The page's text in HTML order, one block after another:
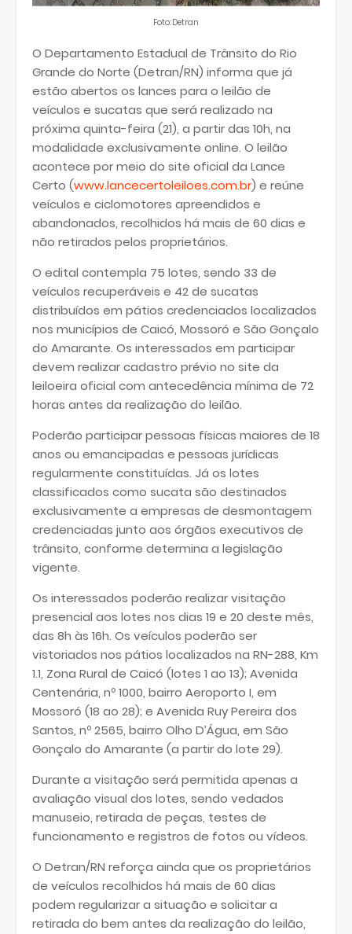
Foto: Detran
O Departamento Estadual de Trânsito do Rio
Grande do Norte (Detran/RN) informa que já
estão abertos os lances para o leilão de
veículos e sucatas que será realizado na
próxima quinta-feira (21), a partir das 10h, na
modalidade exclusivamente online. O leilão
acontece por meio do site oficial da Lance
Certo (www.lancecertoleiloes.com.br) e reúne
veículos e ciclomotores apreendidos e
abandonados, recolhidos há mais de 60 dias e
não retirados pelos proprietários.
O edital contempla 75 lotes, sendo 33 de
veículos recuperáveis e 42 de sucatas
distribuídos em pátios credenciados localizados
nos municípios de Caicó, Mossoró e São Gonçalo
do Amarante. Os interessados em participar
devem realizar cadastro prévio no site da
leiloeira oficial com antecedência mínima de 72
horas antes da realização do leilão.
Poderão participar pessoas físicas maiores de 18
anos ou emancipadas e pessoas jurídicas
regularmente constituídas. Já os lotes
classificados como sucata são destinados
exclusivamente a empresas de desmontagem
credenciadas junto aos órgãos executivos de
trânsito, conforme determina a legislação
vigente.
Os interessados poderão realizar visitação
presencial aos lotes nos dias 19 e 20 deste mês,
das 8h às 16h. Os veículos poderão ser
vistoriados nos pátios localizados na RN-288, Km
1.1, Zona Rural de Caicó (lotes 1 ao 13); Avenida
Centenária, nº 1000, bairro Aeroporto I, em
Mossoró (18 ao 28); e Avenida Ruy Pereira dos
Santos, nº 2565, bairro Olho D’Água, em São
Gonçalo do Amarante (a partir do lote 29).
Durante a visitação será permitida apenas a
avaliação visual dos lotes, sendo vedados
manuseio, retirada de peças, testes de
funcionamento e registros de fotos ou vídeos.
O Detran/RN reforça ainda que os proprietários
de veículos recolhidos há mais de 60 dias
podem regularizar a situação e solicitar a
retirada do bem antes da realização do leilão,